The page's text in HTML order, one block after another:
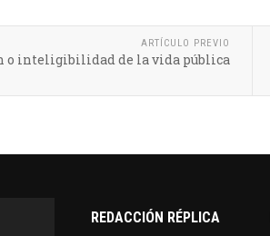
ARTÍCULO PREVIO
o inteligibilidad de la vida pública
REDACCIÓN RÉPLICA